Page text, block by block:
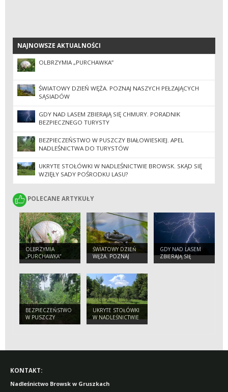
NAJNOWSZE AKTUALNOŚCI
NAJNOWSZE AKTUALNOŚCI
OLBRZYMIA „PURCHAWKA”
ŚWIATOWY DZIEŃ WĘŻA. POZNAJ NASZYCH PEŁZAJĄCYCH
SĄSIADÓW
GDY NAD LASEM ZBIERAJĄ SIĘ CHMURY. PORADNIK
BEZPIECZNEGO TURYSTY
BEZPIECZEŃSTWO W PUSZCZY BIAŁOWIESKIEJ. APEL
NADLEŚNICTWA DO TURYSTÓW
UKRYTE STOŁÓWKI W NADLEŚNICTWIE BROWSK. SKĄD SIĘ
WZIĘŁY SADY POŚRODKU LASU?
POLECANE ARTYKUŁY
POLECANE ARTYKUŁY
OLBRZYMIA
„PURCHAWKA”
ŚWIATOWY DZIEŃ
WĘŻA. POZNAJ
NASZYCH
SĄSIADÓW
GDY NAD LASEM
ZBIERAJĄ SIĘ
CHMURY.
BEZPIECZEŃSTWO
W PUSZCZY
BIAŁOWIESKIEJ.
UKRYTE STOŁÓWKI
W NADLEŚNICTWIE
BROWSK. SKĄD SIĘ
KONTAKT:
Nadleśnictwo Browsk w Gruszkach